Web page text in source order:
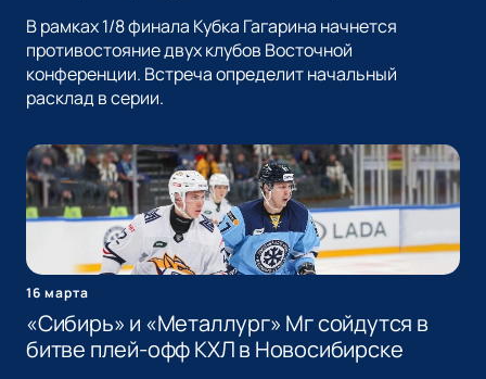
В рамках 1/8 финала Кубка Гагарина начнется
противостояние двух клубов Восточной
конференции. Встреча определит начальный
расклад в серии.
16 марта
«Сибирь» и «Металлург» Мг сойдутся в
битве плей-офф КХЛ в Новосибирске